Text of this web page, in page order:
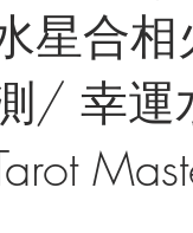
星合
/ 幸運